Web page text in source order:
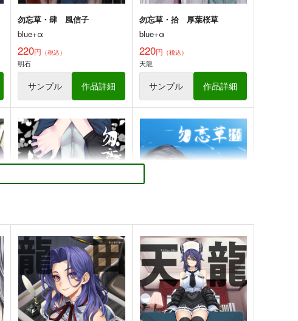
妙齢型重巡伝 残念だよ!!足柄
さん(46)
HYPER BRAND
880円（税込）
艦隊これくしょん-艦これ- 足柄
サンプル カート
ブリティッシュ水着時報
blue+α
550 （税込）
艦隊これくしょん-艦これ-
ウォースパイト
ヴァリアント
ジャーヴィス
艦隊これくしょん-艦これ- 天龍
サンプル カート
勿忘草・漆 牡丹一華
艦隊これくしょん-艦これ- 明石
サンプル カート
勿忘草・肆 風信子
blue+α
220円 （税込）
明石
サンプル 作品詳細
勿忘草・拾 厚葉桜草
blue+α
220円 （税込）
天龍
サンプル 作品詳細
勿忘草・漆 牡丹一華
blue+α
220円（税込）
勿忘草・捌 黒百合(上)
blue+α
220 （税込）